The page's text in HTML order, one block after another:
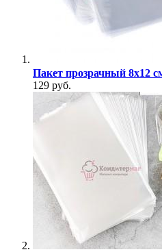
Пакет прозрачный 8х12
129 руб.